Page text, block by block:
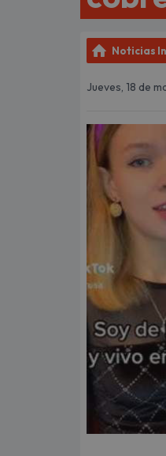
Noticias
Jueves, 18 de